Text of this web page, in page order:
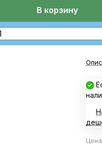
В корзину
Цена